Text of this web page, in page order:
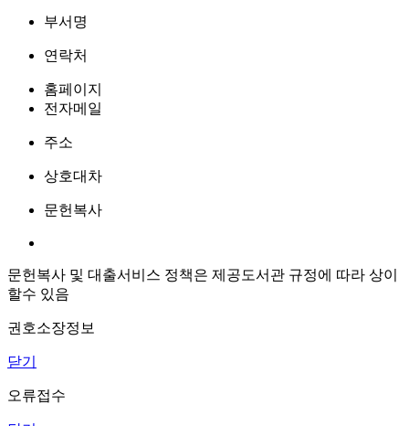
부서명
연락처
홈페이지
전자메일
주소
상호대차
문헌복사
문헌복사 및 대출서비스 정책은 제공도서관 규정에 따라 상이
할수 있음
권호소장정보
닫기
오류접수